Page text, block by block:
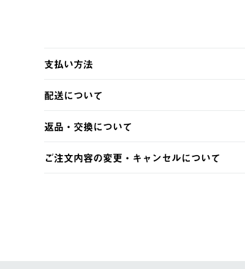
支払い方法
・クレジットカード決済
・Pay-easy決済
配送について
ご注文・ご入金完了より2営業日以内に商品を発送い
※予約販売・長期連休期間中のご注文は除く（別途
返品・交換について
ご注文内容の変更・キャンセルについて